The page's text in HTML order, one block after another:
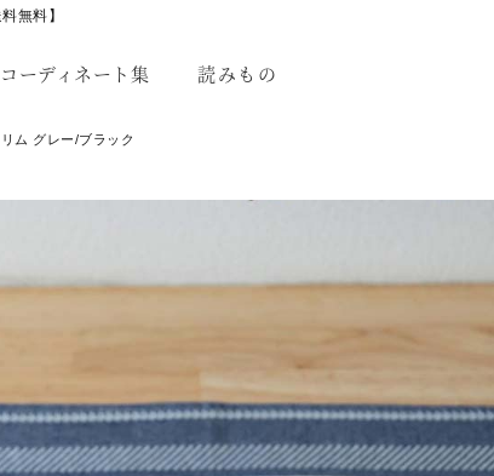
無料】
コーディネート集 読みもの
ム グレー/ブラック